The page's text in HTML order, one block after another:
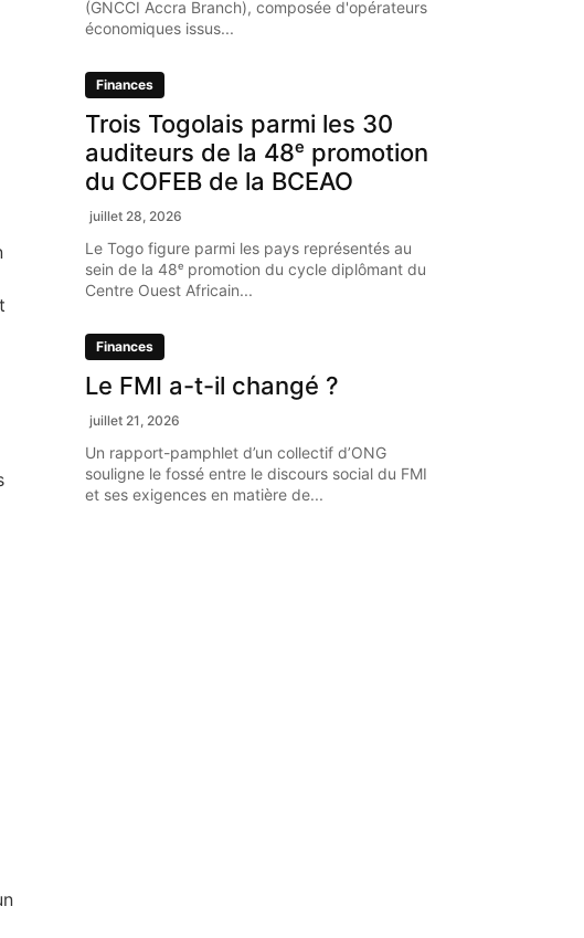
(GNCCI Accra Branch), composée d'opérateurs
économiques issus...
Finances
Trois Togolais parmi les 30
auditeurs de la 48ᵉ promotion
du COFEB de la BCEAO
juillet 28, 2026
Le Togo figure parmi les pays représentés au
sein de la 48ᵉ promotion du cycle diplômant du
Centre Ouest Africain...
Finances
Le FMI a-t-il changé ?
juillet 21, 2026
Un rapport-pamphlet d’un collectif d’ONG
souligne le fossé entre le discours social du FMI
et ses exigences en matière de...